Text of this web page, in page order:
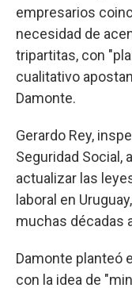
empresarios
necesidad de
tripartitas, con
cualitativo
Damonte.
Gerardo Rey,
Seguridad Social,
actualizar las
laboral en
muchas décadas
Damonte planteó
con la idea de